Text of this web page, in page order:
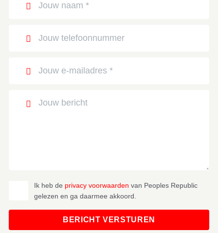
Ik heb de privacy voorwaarden van Peoples Republic
gelezen en ga daarmee akkoord.
BERICHT VERSTUREN